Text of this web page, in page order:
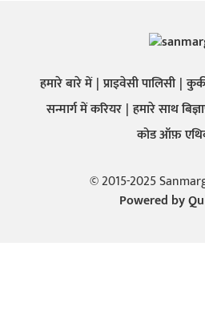
हमारे बारे में प्राइवेसी पालिसी
सन्मार्ग में करियर हमारे साथ
कोड ऑफ़
© 2015-2025
Powered by